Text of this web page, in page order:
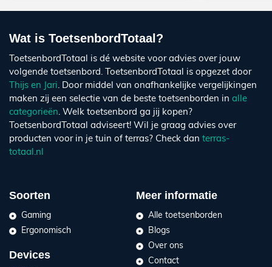
Wat is ToetsenbordTotaal?
ToetsenbordTotaal is dé website voor advies over jouw
volgende toetsenbord. ToetsenbordTotaal is opgezet door
Thijs en Jari. Door middel van onafhankelijke vergelijkingen
maken zij een selectie van de beste toetsenborden in alle
categorieën. Welk toetsenbord ga jij kopen?
ToetsenbordTotaal adviseert! Wil je graag advies over
producten voor in je tuin of terras? Check dan terras-
totaal.nl
Soorten
Gaming
Ergonomisch
Devices
Meer informatie
Alle toetsenborden
Blogs
Over ons
Contact